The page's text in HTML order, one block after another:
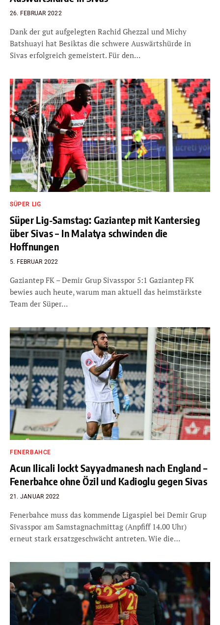
26. FEBRUAR 2022
Dank der gut aufgelegten Rachid Ghezzal und Michy
Batshuayi hat Besiktas die schwere Auswärtshürde in
Sivas erfolgreich gemeistert. Für den…
SÜPER LIG
Süper Lig-Samstag: Gaziantep mit Kantersieg
über Sivas – In Malatya schwinden die
Hoffnungen
5. FEBRUAR 2022
Gaziantep FK – Demir Grup Sivasspor 5:1 Gaziantep FK
bewies auch heute, warum man aktuell das heimstärkste
Team der Süper…
FENERBAHCE
Acun Ilicali lockt Sayyadmanesh nach England –
Fenerbahce ohne Özil und Kadioglu gegen Sivas
21. JANUAR 2022
Fenerbahce muss das kommende Ligaspiel bei Demir Grup
Sivasspor am Samstagnachmittag (Anpfiff 14.00 Uhr)
erneut stark ersatzgeschwächt antreten. Wie die…